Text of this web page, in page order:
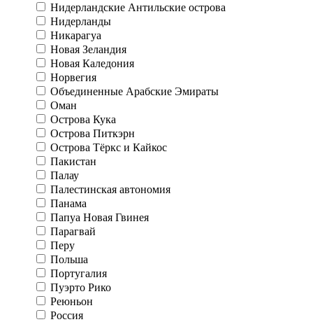
Нидерландские Антильские острова
Нидерланды
Никарагуа
Новая Зеландия
Новая Каледония
Норвегия
Объединенные Арабские Эмираты
Оман
Острова Кука
Острова Питкэрн
Острова Тёркс и Кайкос
Пакистан
Палау
Палестинская автономия
Панама
Папуа Новая Гвинея
Парагвай
Перу
Польша
Португалия
Пуэрто Рико
Реюньон
Россия